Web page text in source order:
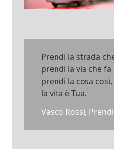
Prendi la strada
prendi la via che fa
prendi la cosa così,
la vita è Tua.
Vasco Rossi,